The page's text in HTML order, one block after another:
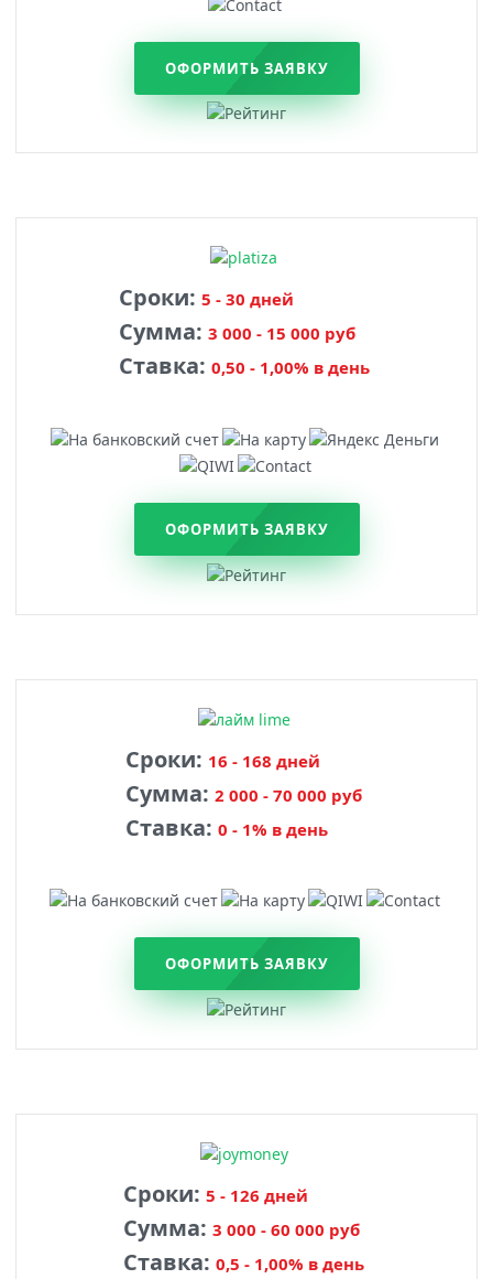
ОФОРМИТЬ ЗАЯВКУ
Сроки: 5 - 30 дней
Сумма: 3 000 - 15 000 руб
Ставка: 0,50 - 1,00% в день
ОФОРМИТЬ ЗАЯВКУ
Сроки: 16 - 168 дней
Сумма: 2 000 - 70 000 руб
Ставка: 0 - 1% в день
ОФОРМИТЬ ЗАЯВКУ
Сроки: 5 - 126 дней
Сумма: 3 000 - 60 000 руб
Ставка: 0,5 - 1,00% в день